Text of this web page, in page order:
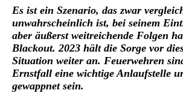
Es ist ein Szenario, das zwar
unwahrscheinlich ist, bei seinem
aber äußerst weitreichende Folgen
Blackout. 2023 hält die Sorge vor
Situation weiter an. Feuerwehren
Ernstfall eine wichtige Anlaufstelle
gewappnet sein.